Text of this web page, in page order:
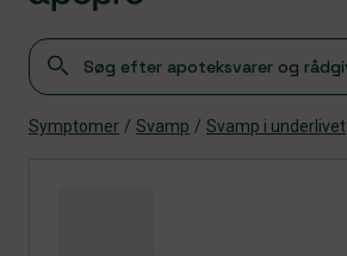
Symptomer / Svamp / Svamp i underlivet